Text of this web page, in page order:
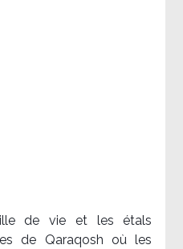
de vie et les étals
de Qaraqosh où les